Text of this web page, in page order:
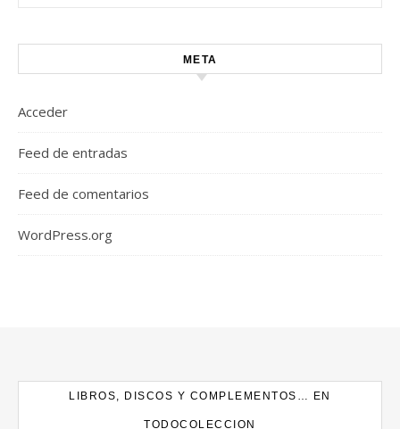
META
Acceder
Feed de entradas
Feed de comentarios
WordPress.org
LIBROS, DISCOS Y COMPLEMENTOS… EN
TODOCOLECCION